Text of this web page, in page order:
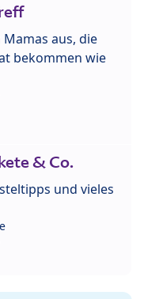
aus, die
bekommen wie
& Co.
und vieles